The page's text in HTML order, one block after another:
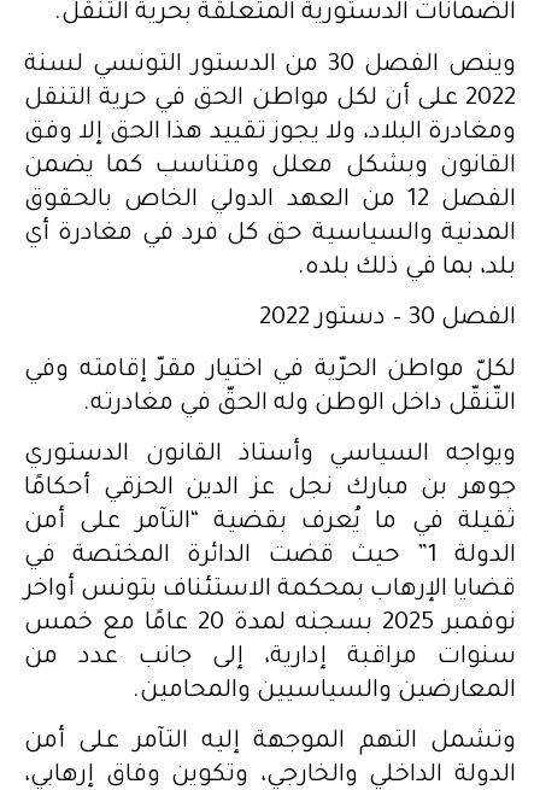
الضمانات الدستورية المتعلقة بحرية التنقل.
وينص الفصل 30 من الدستور التونسي لسنة
2022 على أن لكل مواطن الحق في حرية التنقل
ومغادرة البلاد، ولا يجوز تقييد هذا الحق إلا وفق
القانون وبشكل معلل ومتناسب كما يضمن
الفصل 12 من العهد الدولي الخاص بالحقوق
المدنية والسياسية حق كل فرد في مغادرة أي
بلد، بما في ذلك بلده.
الفصل 30 – دستور 2022
لكلّ مواطن الحرّية في اختيار مقرّ إقامته وفي
التّنقّل داخل الوطن وله الحقّ في مغادرته.
ويواجه السياسي وأستاذ القانون الدستوري
جوهر بن مبارك نجل عز الدين الحزقي أحكامًا
ثقيلة في ما يُعرف بقضية “التآمر على أمن
الدولة 1” حيث قضت الدائرة المختصة في
قضايا الإرهاب بمحكمة الاستئناف بتونس أواخر
نوفمبر 2025 بسجنه لمدة 20 عامًا مع خمس
سنوات مراقبة إدارية، إلى جانب عدد من
المعارضين والسياسيين والمحامين.
وتشمل التهم الموجهة إليه التآمر على أمن
الدولة الداخلي والخارجي، وتكوين وفاق إرهابي،